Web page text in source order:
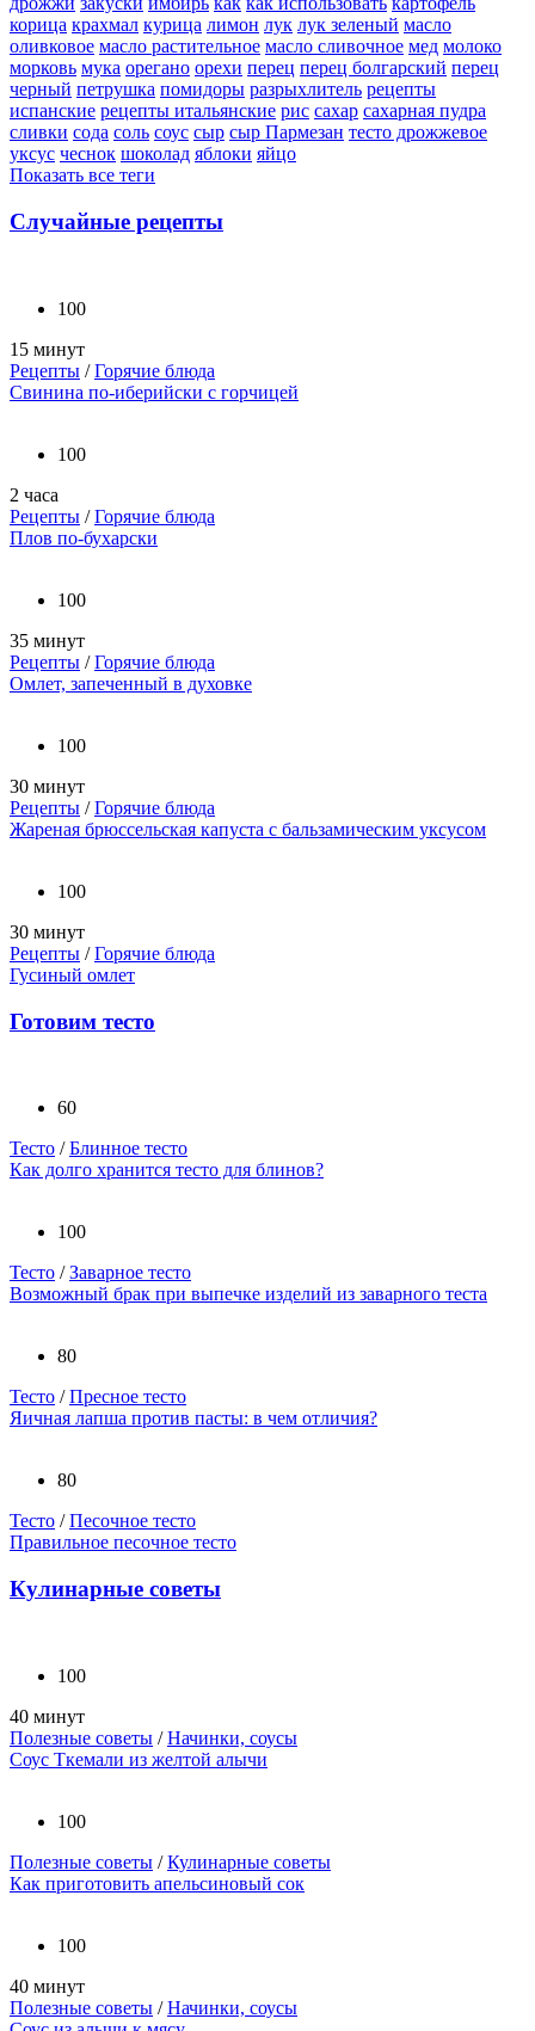
корица крахмал курица лимон лук лук зеленый масло
оливковое масло растительное масло сливочное мед молоко
морковь мука орегано орехи перец перец болгарский перец
черный петрушка помидоры разрыхлитель рецепты
испанские рецепты итальянские рис сахар сахарная пудра
сливки сода соль соус сыр сыр Пармезан тесто дрожжевое
уксус чеснок шоколад яблоки яйцо
Показать все теги
Случайные рецепты
100
15 минут
Рецепты /Горячие блюда
Свинина по-иберийски с горчицей
100
2 часа
Рецепты /Горячие блюда
Плов по-бухарски
100
35 минут
Рецепты /Горячие блюда
Омлет, запеченный в духовке
100
30 минут
Рецепты /Горячие блюда
Жареная брюссельская капуста с бальзамическим уксусом
100
30 минут
Рецепты /Горячие блюда
Гусиный омлет
Готовим тесто
60
Тесто /Блинное тесто
Как долго хранится тесто для блинов?
100
Тесто /Заварное тесто
Возможный брак при выпечке изделий из заварного теста
80
Тесто /Пресное тесто
Яичная лапша против пасты: в чем отличия?
80
Тесто /Песочное тесто
Правильное песочное тесто
Кулинарные советы
100
40 минут
Полезные советы /Начинки, соусы
Соус Ткемали из желтой алычи
100
Полезные советы /Кулинарные советы
Как приготовить апельсиновый сок
100
40 минут
Полезные советы /Начинки, соусы